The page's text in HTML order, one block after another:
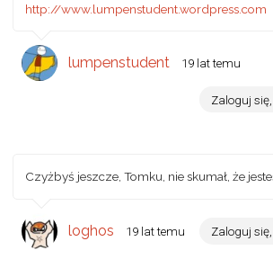
http://www.lumpenstudent.wordpress.com
lumpenstudent 19 lat temu
Zaloguj
Czyżbyś jeszcze, Tomku, nie skumał, że
loghos 19 lat temu Zaloguj